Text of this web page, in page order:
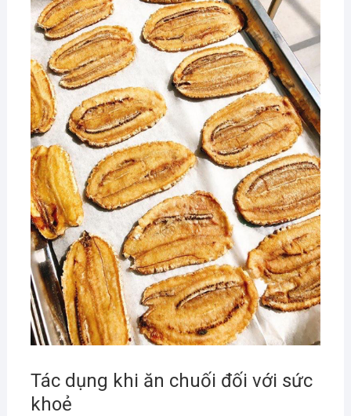
Tác dụng khi ăn chuối đối với sức
khoẻ